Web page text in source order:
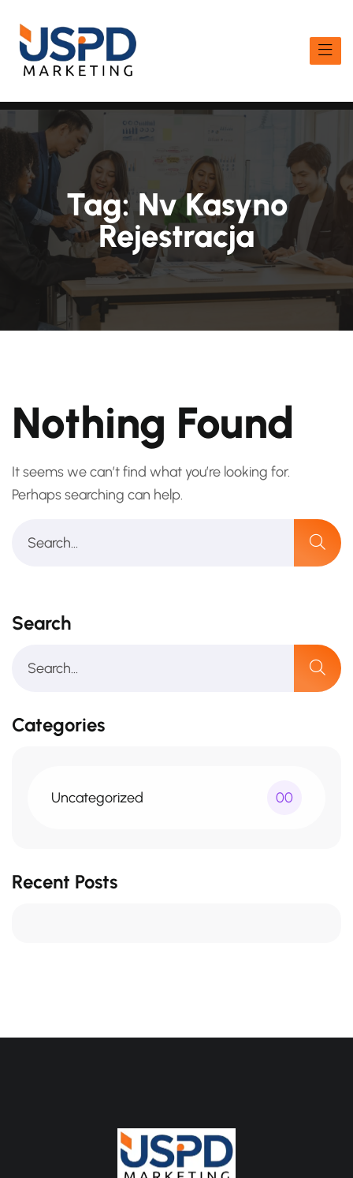
Tag: Nv Kasyno
Rejestracja
Nothing Found
It seems we can’t find what you’re looking for.
Perhaps searching can help.
Search
Categories
Uncategorized 00
Recent Posts